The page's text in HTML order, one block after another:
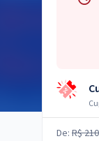
De: R$